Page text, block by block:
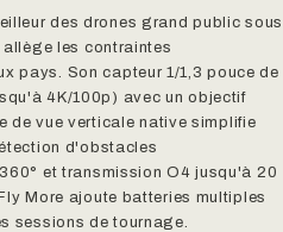
des drones grand public sous
les contraintes
pays. Son capteur 1/1,3 pouce de
4K/100p) avec un objectif
de vue verticale native simplifie
d'obstacles
et transmission O4 jusqu'à 20
More ajoute batteries multiples
sessions de tournage.